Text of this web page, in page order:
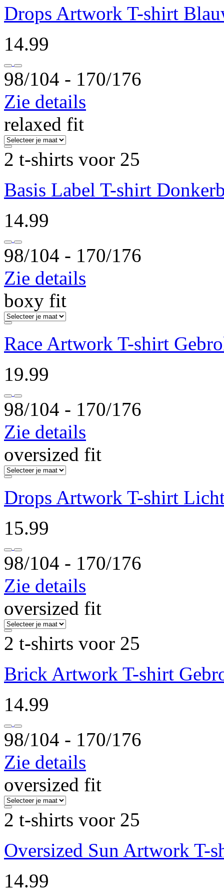
Drops Artwork T-shirt
14.99
98/104 ‐ 170/176
Zie details
relaxed fit
2 t-shirts voor 25
Basis Label T-shirt
14.99
98/104 ‐ 170/176
Zie details
boxy fit
Race Artwork T-shirt
19.99
98/104 ‐ 170/176
Zie details
oversized fit
Drops Artwork T-shirt
15.99
98/104 ‐ 170/176
Zie details
oversized fit
2 t-shirts voor 25
Brick Artwork T-shirt
14.99
98/104 ‐ 170/176
Zie details
oversized fit
2 t-shirts voor 25
Oversized Sun Artwork T-
14.99